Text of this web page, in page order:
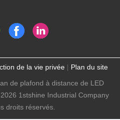
de la vie privée| Plan du site
de plafond à distance de LED
1stshine Industrial Company
droits réservés.